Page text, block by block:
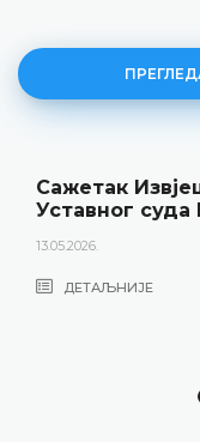
Сажетак
Уставног
13.05.2026.
ДЕТАЉНИЈЕ